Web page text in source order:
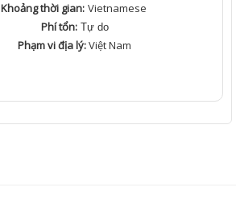
Khoảng thời gian: Vietnamese
Phí tổn:Tự do
Phạm vi địa lý:ViệtNam